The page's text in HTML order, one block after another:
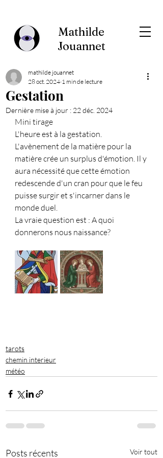
Mathilde
Jouannet
Gestation
mathilde jouannet
28 oct. 2024 1 min de lecture
Dernière mise à jour : 22 déc. 2024
Mini tirage
L'heure est à la gestation.
L'avènement de la matière pour la
matière crée un surplus d'émotion. Il y
aura nécessité que cette émotion
redescende d'un cran pour que le feu
puisse surgir et s'incarner dans le
monde duel.
La vraie question est : A quoi
donnerons nous naissance?
tarots
chemin interieur
météo
Posts récents Voir tout